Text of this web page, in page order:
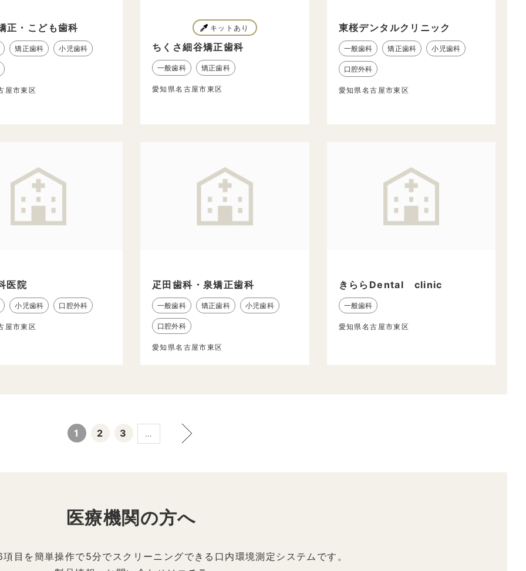
正・こども歯科
矯正歯科 小児歯科
屋市東区
キットあり
ちくさ細谷矯正歯科
一般歯科 矯正歯科
愛知県名古屋市東区
東桜デンタルクリニック
一般歯科 矯正歯科 小児歯科
口腔外科
愛知県名古屋市東区
医院
小児歯科 口腔外科
屋市東区
疋田歯科・泉矯正歯科
一般歯科 矯正歯科 小児歯科
口腔外科
愛知県名古屋市東区
きららDental clinic
一般歯科
愛知県名古屋市東区
1 2 3 …
医療機関の方へ
目を簡単操作で5分でスクリーニングできる口内環境測定システムです。